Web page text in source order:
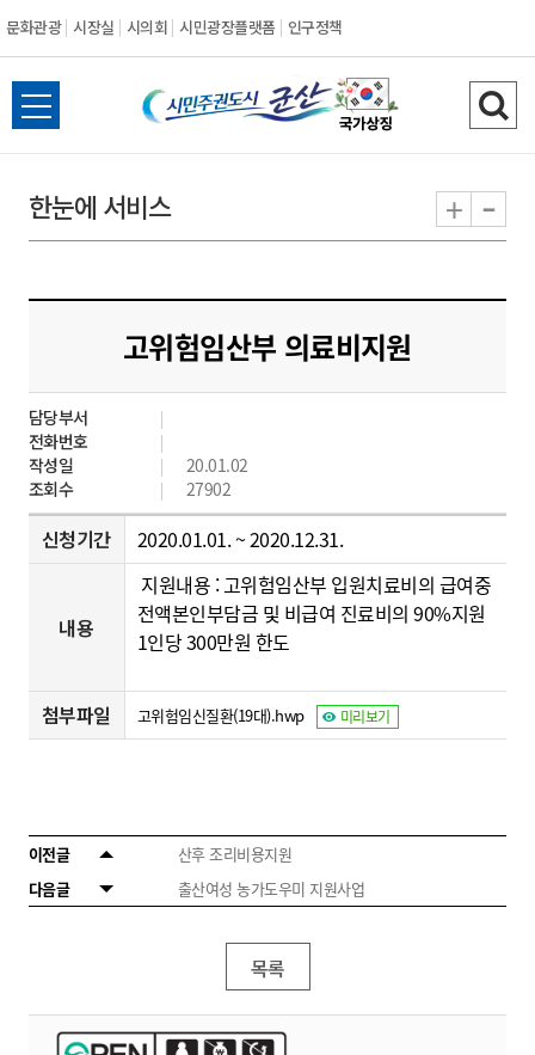
문화관광 시장실 시의회 시민광장플랫폼 인구정책
시
민
도
시
전
체
뉴
열
검
색
기
한눈에 서비스 + -
고위험임산부 의료비지원
담당부서
전화번호
작성일
20.01.02
조회수
27902
신청기간 2020.01.01. ~ 2020.12.31.
내용
지원내용 : 고위험임산부 입원치료비의 급여중
전액본인부담금 및 비급여 진료비의 90%지원
1인당 300만원 한도
첨부파일 고위험임신질환(19대).hwp 미리보기
이전글
산후 조리비용지원
다음글
출산여성 농가도우미 지원사업
목록